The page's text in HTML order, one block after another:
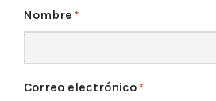
Nombre *
Correo electrónico *